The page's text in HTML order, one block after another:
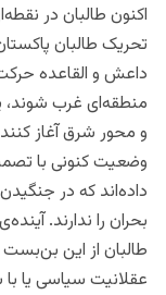
اکنون طالبان در
تحریک طالبان
داعش و القاعده
منطقه‌ای غرب شوند،
و محور شرق آغاز
وضعیت کنونی با
داده‌اند که در
بحران را ندارند.
طالبان از این
عقلانیت سیاسی یا